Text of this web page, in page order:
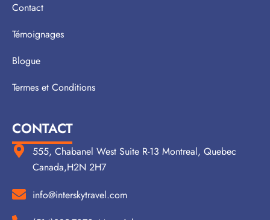
Contact
Témoignages
Blogue
Termes et Conditions
CONTACT
555, Chabanel West Suite R-13 Montreal, Quebec
Canada,H2N 2H7
info@interskytravel.com